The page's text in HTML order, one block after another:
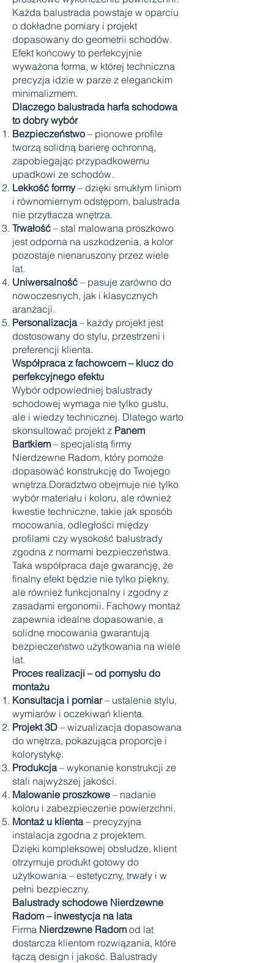
Każda balustrada powstaje w oparciu
o dokładne pomiary i projekt
dopasowany do geometrii schodów.
Efekt końcowy to perfekcyjnie
wyważona forma, w której techniczna
precyzja idzie w parze z eleganckim
minimalizmem.
Dlaczego balustrada harfa schodowa
to dobry wybór
Bezpieczeństwo – pionowe profile
tworzą solidną barierę ochronną,
zapobiegając przypadkowemu
upadkowi ze schodów.
Lekkość formy– dzięki smukłym liniom
i równomiernym odstępom, balustrada
nie przytłacza wnętrza.
Trwałość – stal malowana proszkowo
jest odporna na uszkodzenia, a kolor
pozostaje nienaruszony przez wiele
lat.
Uniwersalność – pasuje zarówno do
nowoczesnych, jak i klasycznych
aranżacji.
Personalizacja– każdy projekt jest
dostosowany do stylu, przestrzeni i
preferencji klienta.
Współpraca z fachowcem – klucz do
perfekcyjnego efektu
Wybór odpowiedniej balustrady
schodowej wymaga nie tylko gustu,
ale i wiedzy technicznej. Dlatego warto
skonsultować projekt z Panem
Bartkiem – specjalistą firmy
Nierdzewne Radom, który pomoże
dopasować konstrukcję do Twojego
wnętrza.Doradztwo obejmuje nie tylko
wybór materiału i koloru, ale również
kwestie techniczne, takie jak sposób
mocowania, odległości między
profilami czy wysokość balustrady
zgodna z normami bezpieczeństwa.
Taka współpraca daje gwarancję, że
finalny efekt będzie nie tylko piękny,
ale również funkcjonalny i zgodny z
zasadami ergonomii. Fachowy montaż
zapewnia idealne dopasowanie, a
solidne mocowania gwarantują
bezpieczeństwo użytkowania na wiele
lat.
Proces realizacji – od pomysłu do
montażu
Konsultacja i pomiar– ustalenie stylu,
wymiarów i oczekiwań klienta.
Projekt 3D – wizualizacja dopasowana
do wnętrza, pokazująca proporcje i
kolorystykę.
Produkcja– wykonanie konstrukcji ze
stali najwyższej jakości.
Malowanie proszkowe – nadanie
koloru i zabezpieczenie powierzchni.
Montaż u klienta– precyzyjna
instalacja zgodna z projektem.
Dzięki kompleksowej obsłudze, klient
otrzymuje produkt gotowy do
użytkowania – estetyczny, trwały i w
pełni bezpieczny.
Balustrady schodowe Nierdzewne
Radom – inwestycja na lata
Firma Nierdzewne Radom od lat
dostarcza klientom rozwiązania, które
łączą design i jakość. Balustrady